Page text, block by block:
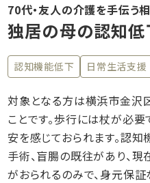
70代・友人の介護を手伝う
独居の母の認知
認知機能低下 日常生活支援
対象となる方は横浜市金沢
ことです。歩行には杖が必
安を感じておられます。認
手術、盲腸の既往があり、
がおられるのみで、身元保